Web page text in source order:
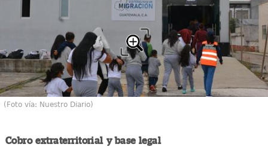
(Foto vía: Nuestro Diario)
Cobro extraterritorial y base legal